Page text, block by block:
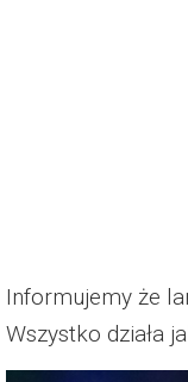
Informujemy że
Wszystko działa